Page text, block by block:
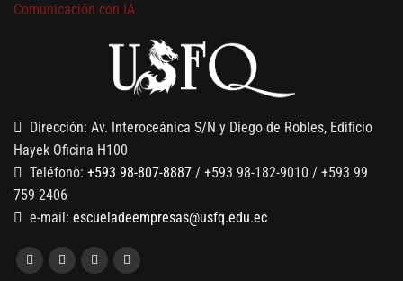
Comunicación con IA
13 AGOSTO, 2026
Finanzas para no financieros
Dirección: Av. Interoceánica S/N y Diego de Robles, Edificio
Hayek Oficina H100
Teléfono: +593 98-807-8887 / +593 98-182-9010 / +593 99
759 2406
e-mail: escueladeempresas@usfq.edu.ec